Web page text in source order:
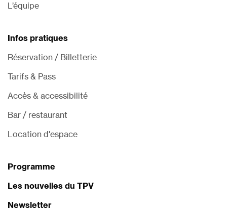
L’équipe
Infos pratiques
Réservation / Billetterie
Tarifs & Pass
Accès & accessibilité
Bar / restaurant
Location d'espace
Programme
Les nouvelles du TPV
Newsletter